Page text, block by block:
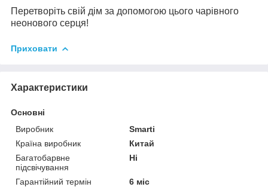
Перетворіть свій дім за допомогою цього чарівного
неонового серця!
Приховати
Характеристики
Основні
Виробник
Smarti
Країна виробник
Китай
Багатобарвне
підсвічування
Ні
Гарантійний термін
6 міс